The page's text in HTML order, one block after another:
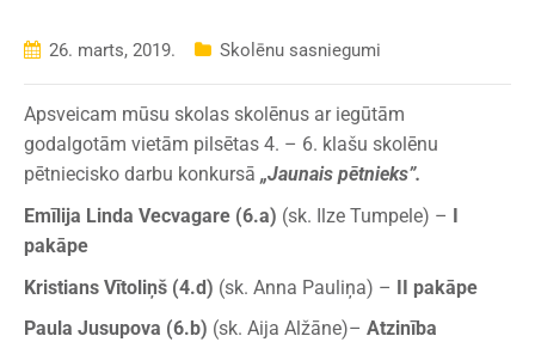
26. marts, 2019. Skolēnu sasniegumi
Apsveicam mūsu skolas skolēnus ar iegūtām
godalgotām vietām pilsētas 4. – 6. klašu skolēnu
pētniecisko darbu konkursā „Jaunais pētnieks”.
Emīlija Linda Vecvagare (6.a) (sk. Ilze Tumpele) – I
pakāpe
Kristians Vītoliņš (4.d) (sk. Anna Pauliņa) – II pakāpe
Paula Jusupova (6.b) (sk. Aija Alžāne)– Atzinība